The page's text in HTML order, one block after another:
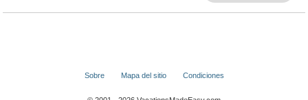
Sobre Mapa del sitio Condiciones